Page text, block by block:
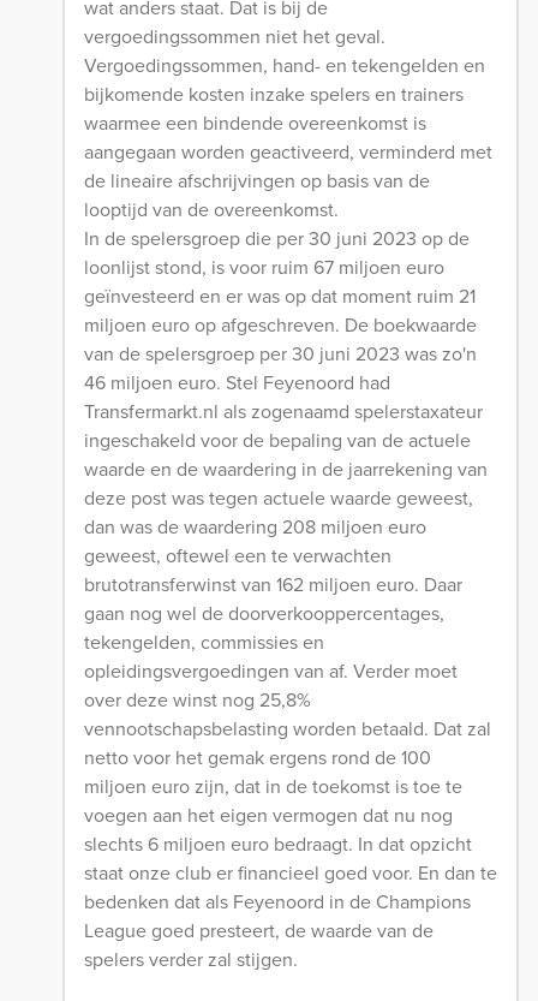
wat anders staat. Dat is bij de
vergoedingssommen niet het geval.
Vergoedingssommen, hand- en tekengelden en
bijkomende kosten inzake spelers en trainers
waarmee een bindende overeenkomst is
aangegaan worden geactiveerd, verminderd met
de lineaire afschrijvingen op basis van de
looptijd van de overeenkomst.
In de spelersgroep die per 30 juni 2023 op de
loonlijst stond, is voor ruim 67 miljoen euro
geïnvesteerd en er was op dat moment ruim 21
miljoen euro op afgeschreven. De boekwaarde
van de spelersgroep per 30 juni 2023 was zo'n
46 miljoen euro. Stel Feyenoord had
Transfermarkt.nl als zogenaamd spelerstaxateur
ingeschakeld voor de bepaling van de actuele
waarde en de waardering in de jaarrekening van
deze post was tegen actuele waarde geweest,
dan was de waardering 208 miljoen euro
geweest, oftewel een te verwachten
brutotransferwinst van 162 miljoen euro. Daar
gaan nog wel de doorverkooppercentages,
tekengelden, commissies en
opleidingsvergoedingen van af. Verder moet
over deze winst nog 25,8%
vennootschapsbelasting worden betaald. Dat zal
netto voor het gemak ergens rond de 100
miljoen euro zijn, dat in de toekomst is toe te
voegen aan het eigen vermogen dat nu nog
slechts 6 miljoen euro bedraagt. In dat opzicht
staat onze club er financieel goed voor. En dan te
bedenken dat als Feyenoord in de Champions
League goed presteert, de waarde van de
spelers verder zal stijgen.